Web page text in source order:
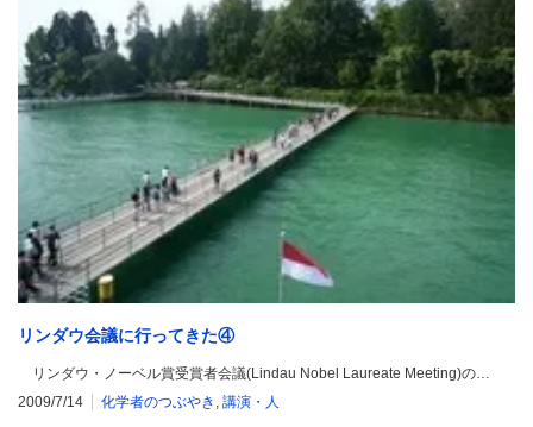
リンダウ会議に行ってきた④
リンダウ・ノーベル賞受賞者会議(Lindau Nobel Laureate Meeting)の…
2009/7/14
化学者のつぶやき , 講演・人